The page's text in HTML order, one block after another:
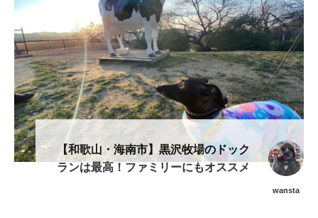
【和歌山・海南市】黒沢牧場のドック
ランは最高！ファミリーにもオススメ
wansta